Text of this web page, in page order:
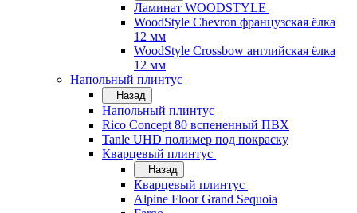
Ламинат WOODSTYLE
WoodStyle Chevron французская ёлка
12 мм
WoodStyle Crossbow английская ёлка
12 мм
Напольный плинтус
Назад
Напольный плинтус
Rico Concept 80 вспененный ПВХ
Tanle UHD полимер под покраску
Кварцевый плинтус
Назад
Кварцевый плинтус
Alpine Floor Grand Sequoia